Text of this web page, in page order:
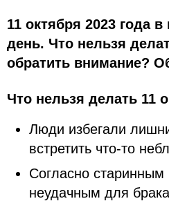
11 октября 2023 года
день. Что нельзя
обратить внимание?
Что нельзя делать 11
Люди избегали
встретить что-то
Согласно
неудачным для